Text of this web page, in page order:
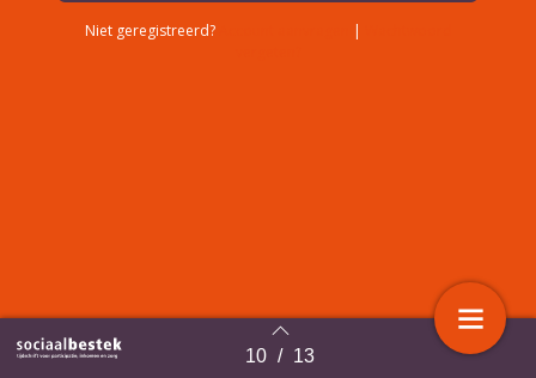
Terug naar overzicht 10 / 13
Niet geregistreerd? |